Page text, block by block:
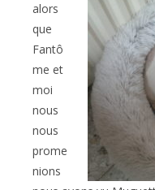
alors
que
Fantô
me et
moi
nous
nous
prome
nions